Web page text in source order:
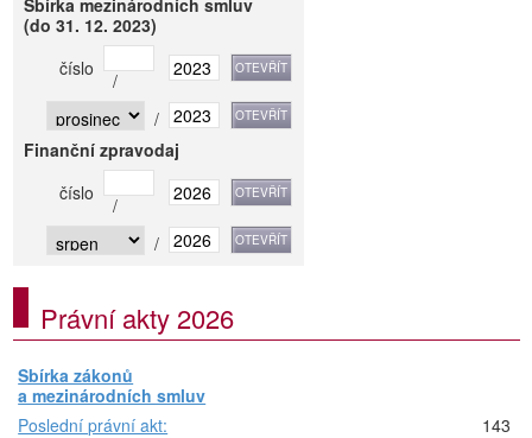
(do 31. 12. 2023)
číslo
/
/
Finanční zpravodaj
číslo
/
/
Právní akty 2026
Sbírka zákonů
a mezinárodních smluv
Poslední právní akt:
143